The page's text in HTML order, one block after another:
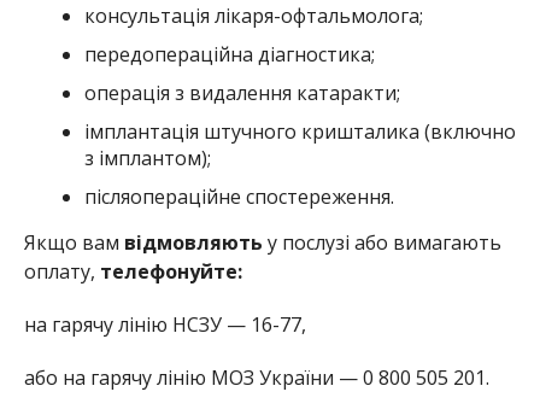
консультація лікаря-офтальмолога;
передопераційна діагностика;
операція з видалення катаракти;
імплантація штучного кришталика (включно
з імплантом);
післяопераційне спостереження.
Якщо вам відмовляють у послузі або вимагають
оплату, телефонуйте:
на гарячу лінію НСЗУ — 16-77,
або на гарячу лінію МОЗ України — 0 800 505 201.